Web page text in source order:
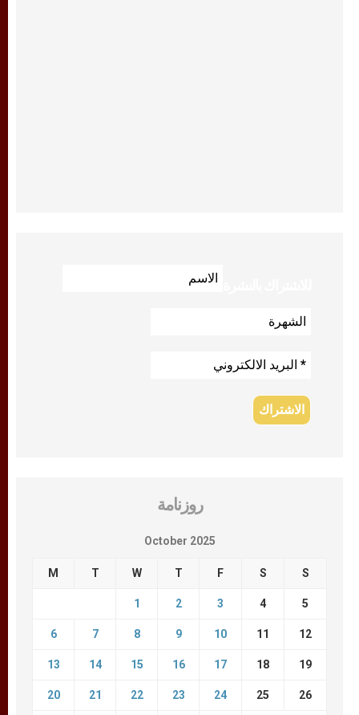
روزنامة
October 2025
M T W T F S S
1 2 3 4 5
6 7 8 9 10 11 12
13 14 15 16 17 18 19
20 21 22 23 24 25 26